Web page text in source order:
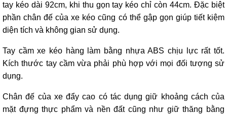
tay kéo dài 92cm, khi thu gọn tay kéo chỉ còn 44cm. Đặc biệt
phần chân đế của xe kéo cũng có thể gập gọn giúp tiết kiệm
diện tích và không gian sử dụng.
Tay cầm xe kéo hàng làm bằng nhựa ABS chịu lực rất tốt.
Kích thước tay cầm vừa phải phù hợp với mọi đối tượng sử
dụng.
Chân đế của xe đẩy cao có tác dụng giữ khoảng cách của
mặt đựng thực phẩm và nền đất cũng như giữ thăng bằng